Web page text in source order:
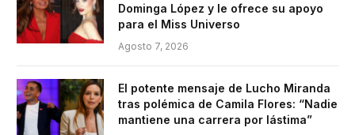
Dominga López y le ofrece su apoyo
para el Miss Universo
Agosto 7, 2026
El potente mensaje de Lucho Miranda
tras polémica de Camila Flores: “Nadie
mantiene una carrera por lástima”